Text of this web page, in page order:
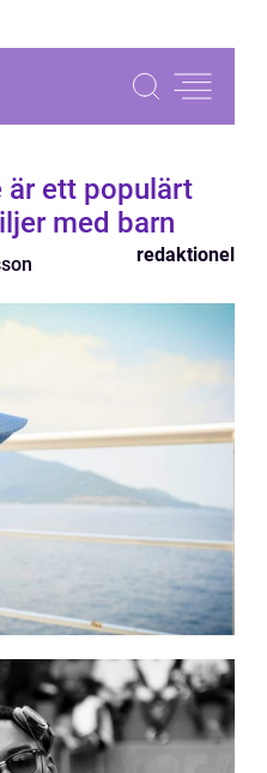
är ett populärt
med barn
redaktionel